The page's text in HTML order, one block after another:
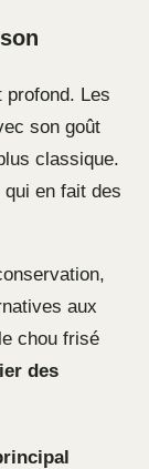
profond. Les
son goût
classique.
en fait des
aux
chou frisé
des